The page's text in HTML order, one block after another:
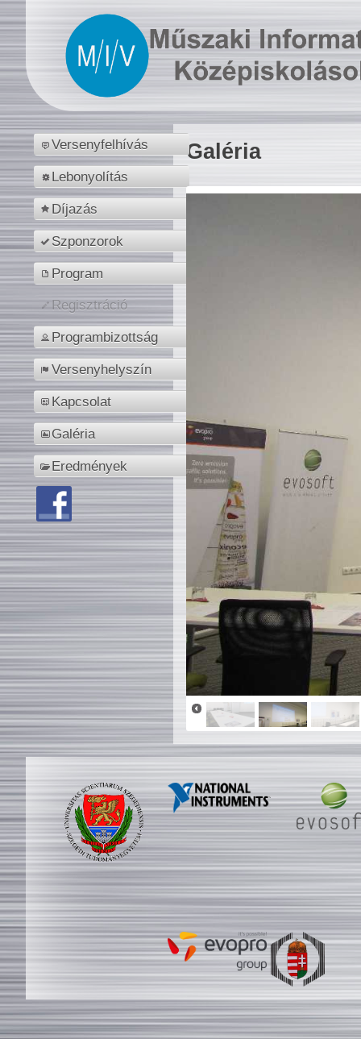
Versenyfelhívás
Lebonyolítás
Díjazás
Szponzorok
Program
Regisztráció
Programbizottság
Versenyhelyszín
Kapcsolat
Galéria
Eredmények
Galéria